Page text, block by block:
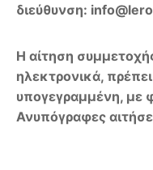
διεύθυνση: info@
Η αίτηση
ηλεκτρονικά,
υπογεγραμμένη, με
Ανυπόγραφες